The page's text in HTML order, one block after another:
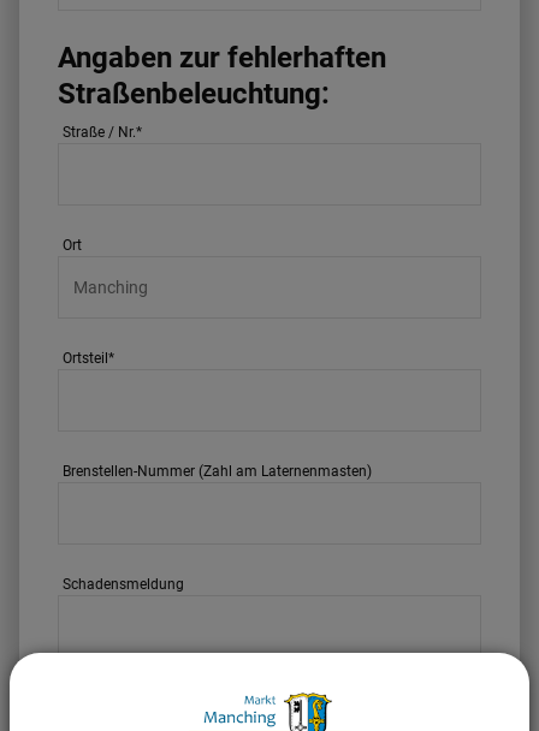
Angaben zur fehlerhaften
Straßenbeleuchtung:
Straße / Nr.*
Ort
Ortsteil *
Brenstellen-Nummer (Zahl am Laternenmasten)
Schadensmeldung